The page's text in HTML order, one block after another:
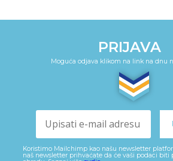
PRIJAVA
Moguća odjava klikom na link na dnu
Koristimo Mailchimp kao našu newsletter
naš newsletter prihvaćate da će vaši podaci